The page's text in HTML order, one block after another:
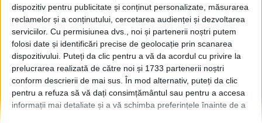
dispozitiv pentru publicitate și conținut personalizate, măsurarea
reclamelor și a conținutului, cercetarea audienței și dezvoltarea
serviciilor. Cu permisiunea dvs., noi și partenerii noștri putem
folosi date și identificări precise de geolocație prin scanarea
dispozitivului. Puteți da clic pentru a vă da acordul cu privire la
prelucrarea realizată de către noi și 1733 partenerii noștri
conform descrierii de mai sus. În mod alternativ, puteți da clic
pentru a refuza să vă dați consimțământul sau pentru a accesa
informații mai detaliate și a vă schimba preferințele înainte de a